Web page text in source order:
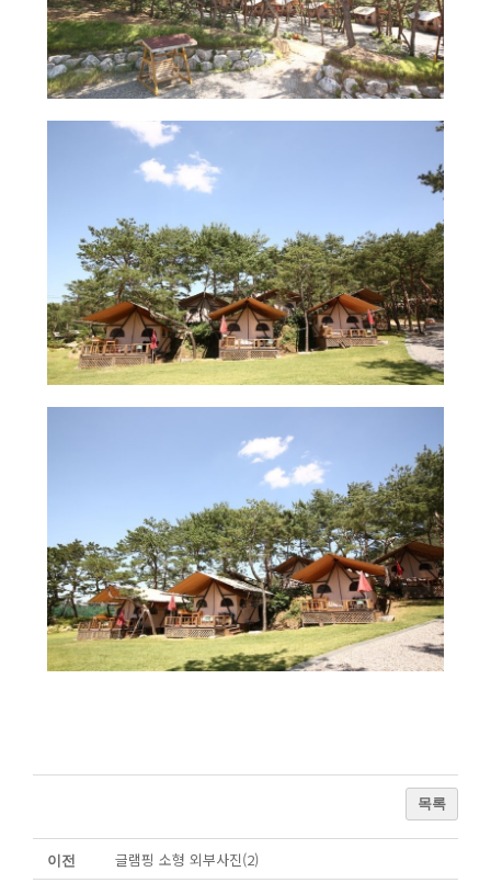
목록
이전 글램핑 소형 외부사진(2)